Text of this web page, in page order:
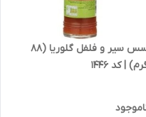
سس سیر و فلفل گلوریا (88
| کد 1446